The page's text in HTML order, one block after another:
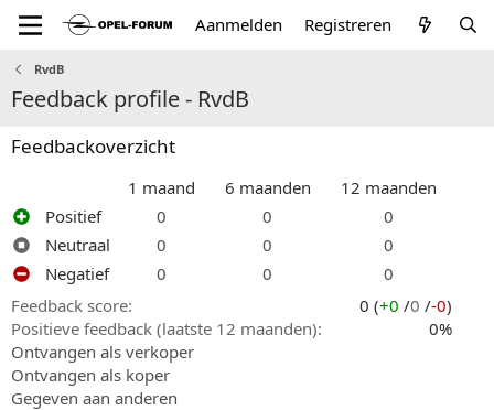
Aanmelden Registreren
RvdB
Feedback profile - RvdB
Feedbackoverzicht
1 maand 6 maanden
12 maanden
Positief
0 0
0
Neutraal
0 0
0
Negatief
0 0
0
Feedback score
0 (+0 /0 /-0)
Positieve feedback (laatste 12 maanden)
0%
Ontvangen als verkoper
Ontvangen als koper
Gegeven aan anderen